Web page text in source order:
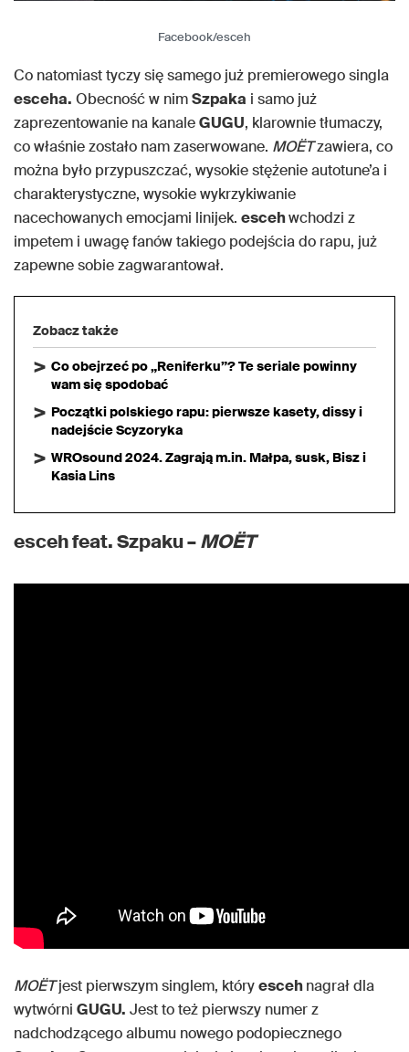
Facebook/esceh
Co natomiast tyczy się samego już premierowego singla
esceha. Obecność w nimSzpaka i samo już
zaprezentowanie na kanaleGUGU, klarownie tłumaczy,
co właśnie zostało nam zaserwowane. MOËTzawiera, co
można było przypuszczać, wysokie stężenie autotune’a i
charakterystyczne, wysokie wykrzykiwanie
nacechowanych emocjami linijek. escehwchodzi z
impetem i uwagę fanów takiego podejścia do rapu, już
zapewne sobie zagwarantował.
Zobacz także
Co obejrzeć po „Reniferku”? Te seriale powinny
wam się spodobać
Początki polskiego rapu: pierwsze kasety, dissy i
nadejście Scyzoryka
WROsound 2024. Zagrają m.in. Małpa, susk, Bisz i
Kasia Lins
esceh feat. Szpaku –MOËT
MOËTjest pierwszym singlem, któryescehnagrał dla
wytwórni GUGU. Jest to też pierwszy numer z
nadchodzącego albumu nowego podopiecznego